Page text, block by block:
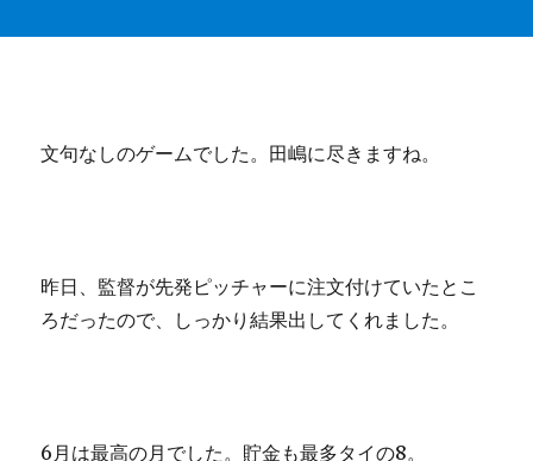
文句なしのゲームでした。田嶋に尽きますね。
昨日、監督が先発ピッチャーに注文付けていたとこ
ろだったので、しっかり結果出してくれました。
6月は最高の月でした。貯金も最多タイの8。